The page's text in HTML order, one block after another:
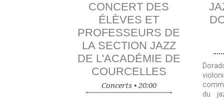
CONCERT DES
ÉLÈVES ET
PROFESSEURS DE
LA SECTION JAZZ
DE L'ACADÉMIE DE
COURCELLES
Concerts • 20:00
du